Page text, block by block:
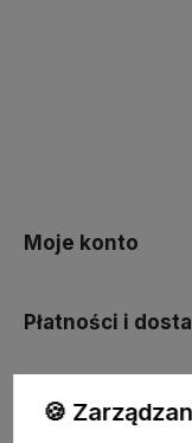
Moje konto
Płatności i
Informacje
🍪